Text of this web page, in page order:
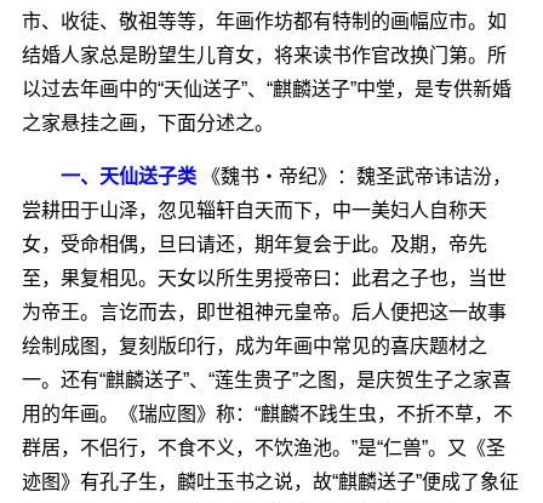
市、收徒、敬祖等等，年画作坊都有特制的画幅应市。如
结婚人家总是盼望生儿育女，将来读书作官改换门第。所
以过去年画中的“天仙送子”、“麒麟送子”中堂，是专供新婚
之家悬挂之画，下面分述之。
一、天仙送子类《魏书・帝纪》：魏圣武帝讳诘汾，
尝耕田于山泽，忽见辎轩自天而下，中一美妇人自称天
女，受命相偶，旦曰请还，期年复会于此。及期，帝先
至，果复相见。天女以所生男授帝曰：此君之子也，当世
为帝王。言讫而去，即世祖神元皇帝。后人便把这一故事
绘制成图，复刻版印行，成为年画中常见的喜庆题材之
一。还有“麒麟送子”、“莲生贵子”之图，是庆贺生子之家喜
用的年画。《瑞应图》称：“麒麟不践生虫，不折不草，不
群居，不侣行，不食不义，不饮渔池。”是“仁兽”。又《圣
迹图》有孔子生，麟吐玉书之说，故“麒麟送子”便成了象征